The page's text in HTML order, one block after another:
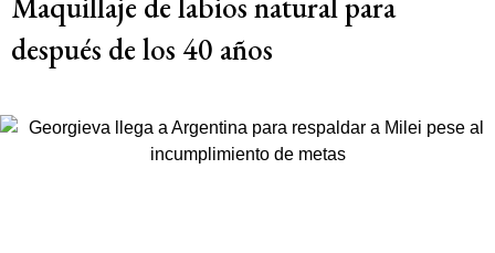
después de los 40 años